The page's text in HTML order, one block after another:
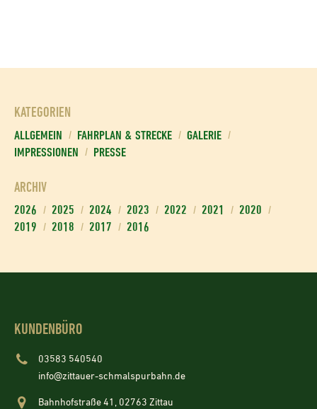
KATEGORIEN
ALLGEMEIN FAHRPLAN & STRECKE
GALERIE
IMPRESSIONEN
PRESSE
ARCHIV
2026 2025 2024 2023 2022 2021
2020
2019
2018 2017 2016
KUNDENBÜRO
03583 540540
info@zittauer-schmalspurbahn.de
Bahnhofstraße 41, 02763 Zittau